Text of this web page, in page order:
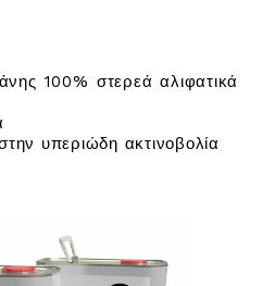
100% στερεά αλιφατικά
υπεριώδη ακτινοβολία